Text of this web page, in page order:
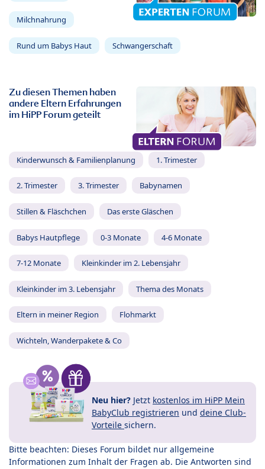
Milchnahrung
Rund um Babys Haut Schwangerschaft
Zu diesen Themen haben
andere Eltern Erfahrungen
im HiPP Forum geteilt
Kinderwunsch & Familienplanung 1. Trimester
2. Trimester 3. Trimester Babynamen
Stillen & Fläschchen Das erste Gläschen
Babys Hautpflege 0-3 Monate 4-6 Monate
7-12 Monate Kleinkinder im 2. Lebensjahr
Kleinkinder im 3. Lebensjahr Thema des Monats
Eltern in meiner Region Flohmarkt
Wichteln, Wanderpakete & Co
Neu hier? Jetzt kostenlos im HiPP Mein
BabyClub registrieren und deine Club-
Vorteile sichern.
Bitte beachten: Dieses Forum bildet nur allgemeine
Informationen zum Inhalt der Fragen ab. Die Antworten sind